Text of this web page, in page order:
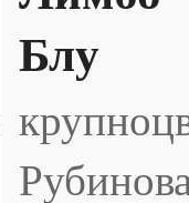
Блу